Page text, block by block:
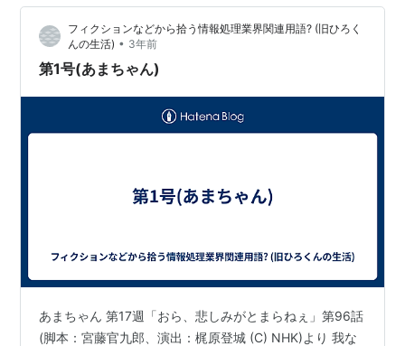
席のそばにあったのである。それはテレビのリモコンだ
った。ちょうど…
フィクションなどから拾う情報処理業界関連用語? (旧ひろく
んの生活) • 3年前
第1号(あまちゃん)
あまちゃん 第17週「おら、悲しみがとまらねぇ」第96話
(脚本：宮藤官九郎、演出：梶原登城 (C) NHK)より 我な